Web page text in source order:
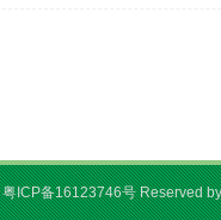
粤ICP备16123746号Reserved